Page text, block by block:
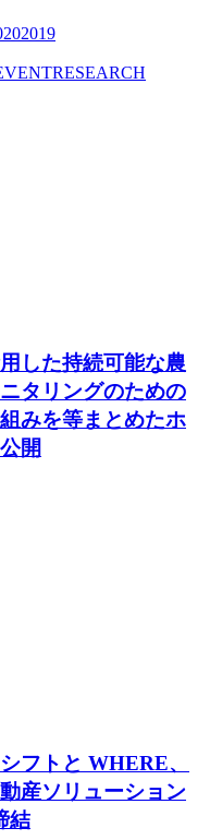
2019
RESEARCH
した持続可能な農
タリングのための
みを等まとめたホ
開
フトと WHERE、
産ソリューション
結